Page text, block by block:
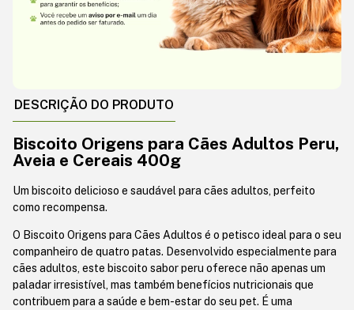
DESCRIÇÃO DO PRODUTO
Biscoito Origens para Cães Adultos Peru,
Aveia e Cereais 400g
Um biscoito delicioso e saudável para cães adultos, perfeito
como recompensa.
O Biscoito Origens para Cães Adultos é o petisco ideal para o seu
companheiro de quatro patas. Desenvolvido especialmente para
cães adultos, este biscoito sabor peru oferece não apenas um
paladar irresistível, mas também benefícios nutricionais que
contribuem para a saúde e bem-estar do seu pet. É uma